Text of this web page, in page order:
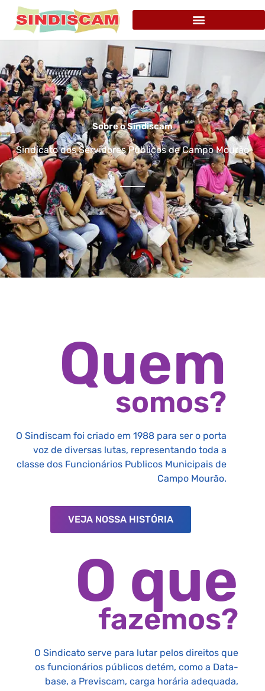
Sobre o Sindiscam
Sindicato dos Servidores Públicos de Campo Mourão
Quem
somos?
O Sindiscam foi criado em 1988 para ser o porta
voz de diversas lutas, representando toda a
classe dos Funcionários Publicos Municipais de
Campo Mourão.
VEJA NOSSA HISTÓRIA
O que
fazemos?
O Sindicato serve para lutar pelos direitos que
os funcionários públicos detém, como a Data-
base, a Previscam, carga horária adequada,